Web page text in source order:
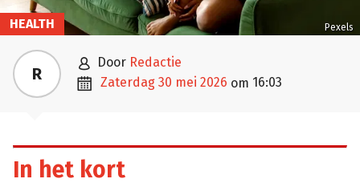
Pexels
HEALTH
R  door Redactie
 zaterdag 30 mei 2026 om 16:03
In het kort